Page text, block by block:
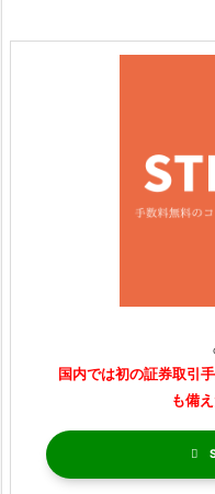
国内では初の証券取引
も備